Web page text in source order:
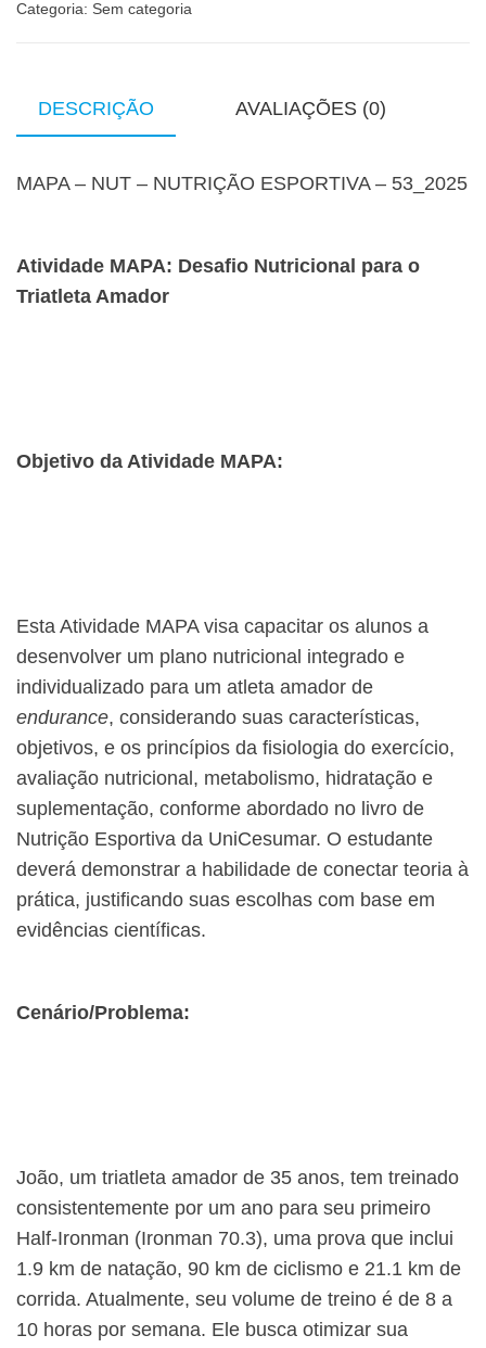
Categoria: Sem categoria
DESCRIÇÃO AVALIAÇÕES (0)
MAPA – NUT – NUTRIÇÃO ESPORTIVA – 53_2025
Atividade MAPA: Desafio Nutricional para o
Triatleta Amador
Objetivo da Atividade MAPA:
Esta Atividade MAPA visa capacitar os alunos a
desenvolver um plano nutricional integrado e
individualizado para um atleta amador de
endurance, considerando suas características,
objetivos, e os princípios da fisiologia do exercício,
avaliação nutricional, metabolismo, hidratação e
suplementação, conforme abordado no livro de
Nutrição Esportiva da UniCesumar. O estudante
deverá demonstrar a habilidade de conectar teoria à
prática, justificando suas escolhas com base em
evidências científicas.
Cenário/Problema:
João, um triatleta amador de 35 anos, tem treinado
consistentemente por um ano para seu primeiro
Half-Ironman (Ironman 70.3), uma prova que inclui
1.9 km de natação, 90 km de ciclismo e 21.1 km de
corrida. Atualmente, seu volume de treino é de 8 a
10 horas por semana. Ele busca otimizar sua